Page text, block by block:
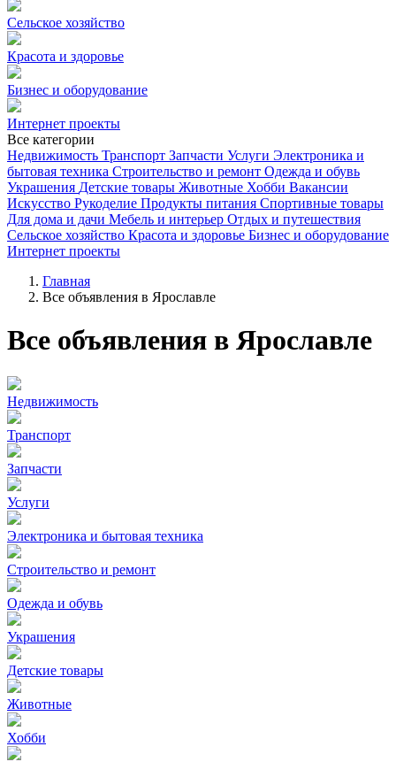
Сельское хозяйство
Красота и здоровье
Бизнес и оборудование
Интернет проекты
Все категории
Недвижимость Транспорт Запчасти Услуги Электроника и
бытовая техника Строительство и ремонт Одежда и обувь
Украшения Детские товары Животные Хобби Вакансии
Искусство Рукоделие Продукты питания Спортивные товары
Для дома и дачи Мебель и интерьер Отдых и путешествия
Сельское хозяйство Красота и здоровье Бизнес и оборудование
Интернет проекты
Главная
Все объявления в Ярославле
Все объявления в Ярославле
Недвижимость
Транспорт
Запчасти
Услуги
Электроника и бытовая техника
Строительство и ремонт
Одежда и обувь
Украшения
Детские товары
Животные
Хобби